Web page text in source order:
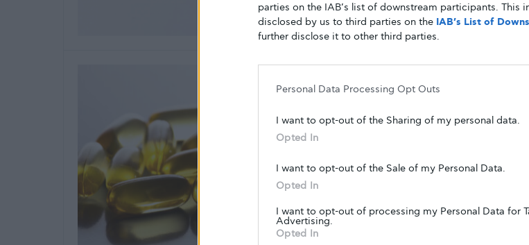
parties on the IAB’s list of downstream participants. This
disclosed by us to third parties on the IAB’s List of
further disclose it to other third parties.
Personal Data Processing Opt Outs
I want to opt-out of the Sharing of my personal data.
Opted In
I want to opt-out of the Sale of my Personal Data.
Opted In
I want to opt-out of processing my Personal Data for
Advertising.
Opted In
ΑΠΌ GLYKOULI
Τα ωμέγα 3 λιπαρά
επίπεδα των
άτομα με διαβήτη,
Η βελτίωση του λιπιδαιμικού προφίλ